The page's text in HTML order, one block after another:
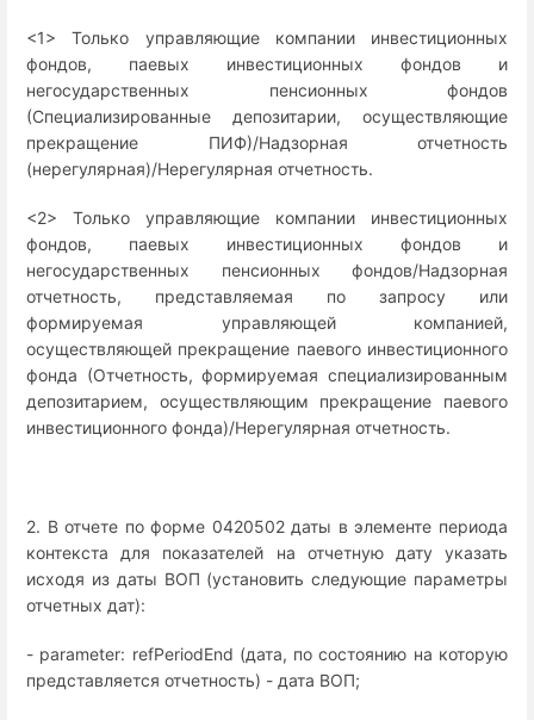
<1> Только управляющие компании инвестиционных
фондов, паевых инвестиционных фондов и
негосударственных пенсионных фондов
(Специализированные депозитарии, осуществляющие
прекращение ПИФ)/Надзорная отчетность
(нерегулярная)/Нерегулярная отчетность.
<2> Только управляющие компании инвестиционных
фондов, паевых инвестиционных фондов и
негосударственных пенсионных фондов/Надзорная
отчетность, представляемая по запросу или
формируемая управляющей компанией,
осуществляющей прекращение паевого инвестиционного
фонда (Отчетность, формируемая специализированным
депозитарием, осуществляющим прекращение паевого
инвестиционного фонда)/Нерегулярная отчетность.
2. В отчете по форме 0420502 даты в элементе периода
контекста для показателей на отчетную дату указать
исходя из даты ВОП (установить следующие параметры
отчетных дат):
- parameter: refPeriodEnd (дата, по состоянию на которую
представляется отчетность) - дата ВОП;